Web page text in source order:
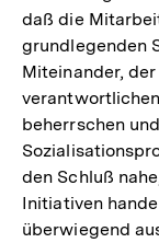
daß die
grundlegenden
Miteinander,
beherrschen
den Schluß
Initiativen
überwiegend